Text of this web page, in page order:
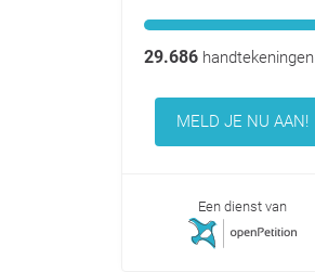
29.686handtekeningen
MELD JE NU AAN!
Een dienst van